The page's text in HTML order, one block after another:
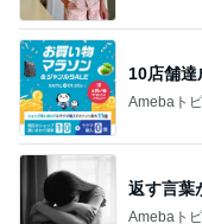
10店舗
Amebaト
返す言葉
Amebaト